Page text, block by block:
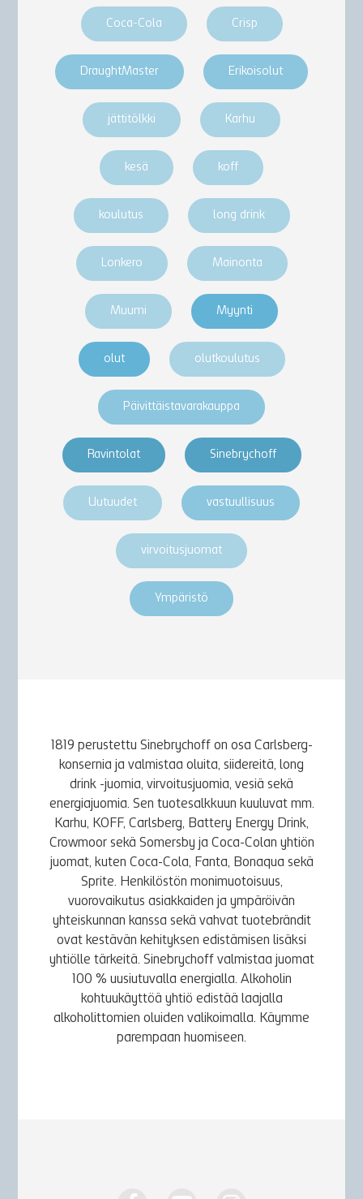
Coca-Cola Crisp
DraughtMaster Erikoisolut
jättitölkki Karhu
kesä koff
koulutus long drink
Lonkero Mainonta
Muumi Myynti
olut olutkoulutus
Päivittäistavarakauppa
Ravintolat Sinebrychoff
Uutuudet vastuullisuus
virvoitusjuomat
Ympäristö
1819 perustettu Sinebrychoff on osa Carlsberg-
konsernia ja valmistaa oluita, siidereitä, long
drink -juomia, virvoitusjuomia, vesiä sekä
energiajuomia. Sen tuotesalkkuun kuuluvat mm.
Karhu, KOFF, Carlsberg, Battery Energy Drink,
Crowmoor sekä Somersby ja Coca-Colan yhtiön
juomat, kuten Coca-Cola, Fanta, Bonaqua sekä
Sprite. Henkilöstön monimuotoisuus,
vuorovaikutus asiakkaiden ja ympäröivän
yhteiskunnan kanssa sekä vahvat tuotebrändit
ovat kestävän kehityksen edistämisen lisäksi
yhtiölle tärkeitä. Sinebrychoff valmistaa juomat
100 % uusiutuvalla energialla. Alkoholin
kohtuukäyttöä yhtiö edistää laajalla
alkoholittomien oluiden valikoimalla. Käymme
parempaan huomiseen.